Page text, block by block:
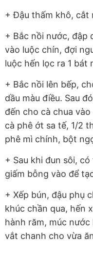
+ Đậu thấm khô, cắt
+ Bắc nồi nước, đập
vào luộc chín, đợi
luộc hến lọc ra 1 bát
+ Bắc nồi lên bếp,
dầu màu điều. Sau
đến cho cà chua
cà phê ớt sa tế, 1/2
phê mì chính, bột
+ Sau khi đun sôi,
giấm bỗng vào để
+ Xếp bún, đậu phụ
khúc chần qua, hến
hành răm, múc nước
vắt chanh cho vừa